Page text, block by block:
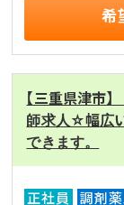
希
【三重県津市
師求人☆幅広
できます。
正社員 調剤